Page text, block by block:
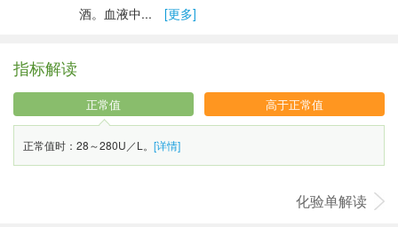
酒。血液中...
[更多]
指标解读
正常值 高于正常值
正常值时：28～280U／L。 [详情]
化验单解读